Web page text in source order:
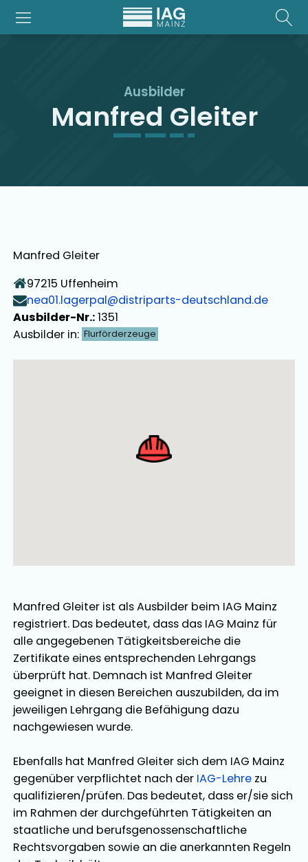
Ausbilder
Manfred Gleiter
Manfred Gleiter
97215 Uffenheim
nea01.lagerpal@distriparts-deutschland.de
Ausbilder-Nr.:1351
Ausbilder in: Flurförderzeuge
Manfred Gleiter ist alsAusbilder beim IAG Mainz
registriert. Das bedeutet, dass das IAG Mainz für
alle angegebenen Tätigkeitsbereiche die
Zertifikate eines entsprechenden Lehrgangs
überprüft hat. Demnach ist Manfred Gleiter
geeignet in diesen Bereichen auszubilden, da im
jeweiligen Lehrgang die Befähigung dazu
nachgewiesen wurde.
Ebenfalls hat Manfred Gleiter sich dem IAG Mainz
gegenüber verpflichtet nach der IAG-Lehre zu
qualifizieren/prüfen. Das bedeutet, dass er/sie sich
im Rahmen der durchgeführten Tätigkeiten an
staatliche und berufsgenossenschaftliche
Rechtsvorgaben sowie an die anerkannten Regeln